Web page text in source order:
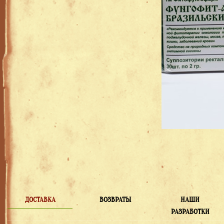
ДОСТАВКА ВОЗВРАТЫ
НАШИ
РАЗРАБОТКИ